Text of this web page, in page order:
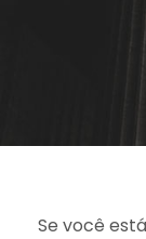
Se você